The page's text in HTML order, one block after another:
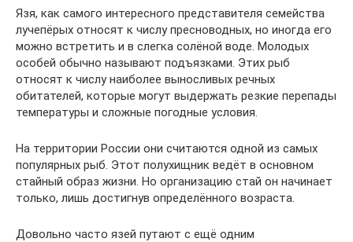
Язя, как самого интересного представителя семейства
лучепёрых относят к числу пресноводных, но иногда его
можно встретить и в слегка солёной воде. Молодых
особей обычно называют подъязками. Этих рыб
относят к числу наиболее выносливых речных
обитателей, которые могут выдержать резкие перепады
температуры и сложные погодные условия.
На территории России они считаются одной из самых
популярных рыб. Этот полухищник ведёт в основном
стайный образ жизни. Но организацию стай он начинает
только, лишь достигнув определённого возраста.
Довольно часто язей путают с ещё одним